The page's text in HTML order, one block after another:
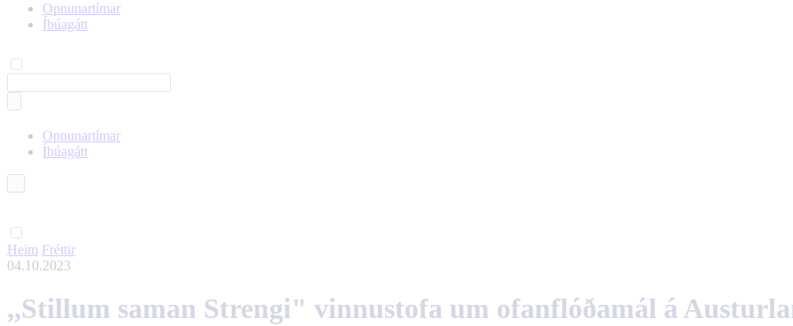
Opnunartímar
Íbúagátt
Opnunartímar
Íbúagátt
Heim Fréttir
04.10.2023
,,Stillum saman Strengi" vinnustofa um ofanflóðamál á